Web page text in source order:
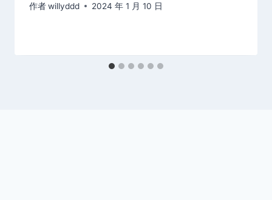
作者willyddd 2024 年 1 月 10 日